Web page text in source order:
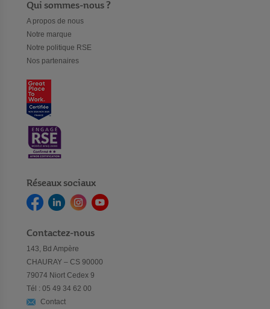
Qui sommes-nous ?
A propos de nous
Notre marque
Notre politique RSE
Nos partenaires
Réseaux sociaux
Contactez-nous
143, Bd Ampère
CHAURAY – CS 90000
79074 Niort Cedex 9
Tél : 05 49 34 62 00
Contact